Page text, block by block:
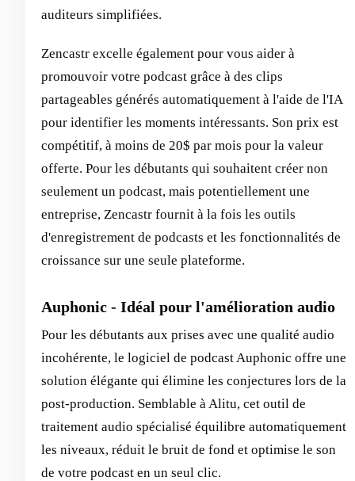
auditeurs simplifiées.
Zencastr excelle également pour vous aider à
promouvoir votre podcast grâce à des clips
partageables générés automatiquement à l'aide de l'IA
pour identifier les moments intéressants. Son prix est
compétitif, à moins de 20$ par mois pour la valeur
offerte. Pour les débutants qui souhaitent créer non
seulement un podcast, mais potentiellement une
entreprise, Zencastr fournit à la fois les outils
d'enregistrement de podcasts et les fonctionnalités de
croissance sur une seule plateforme.
Auphonic - Idéal pour l'amélioration audio
Pour les débutants aux prises avec une qualité audio
incohérente, le logiciel de podcast Auphonic offre une
solution élégante qui élimine les conjectures lors de la
post-production. Semblable à Alitu, cet outil de
traitement audio spécialisé équilibre automatiquement
les niveaux, réduit le bruit de fond et optimise le son
de votre podcast en un seul clic.